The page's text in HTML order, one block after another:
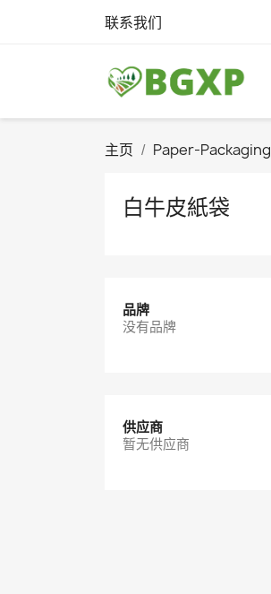
联系我们
主页 Paper-Packaging
白牛皮紙袋
品牌
没有品牌
供应商
暂无供应商